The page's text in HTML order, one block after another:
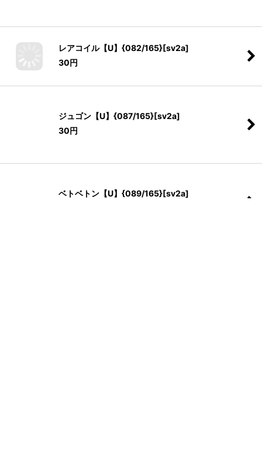
レアコイル【U】{082/165}[sv2a]
ジュゴン【U】{087/165}[sv2a]